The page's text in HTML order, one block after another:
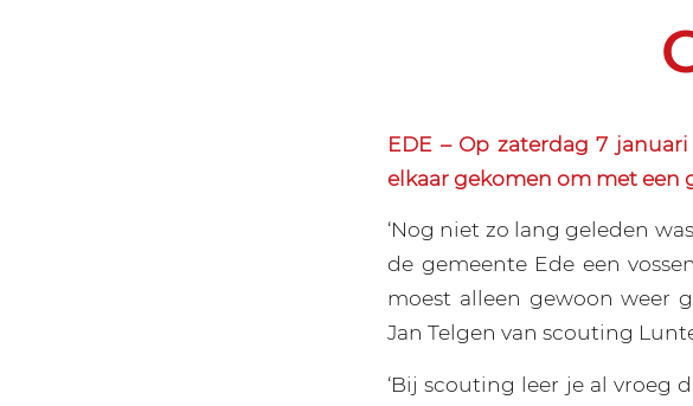
EDE – Op zaterdag 7
elkaar gekomen om met een
‘Nog niet zo lang geleden
de gemeente Ede een
moest alleen gewoon weer
Jan Telgen van scouting
‘Bij scouting leer je al vroeg